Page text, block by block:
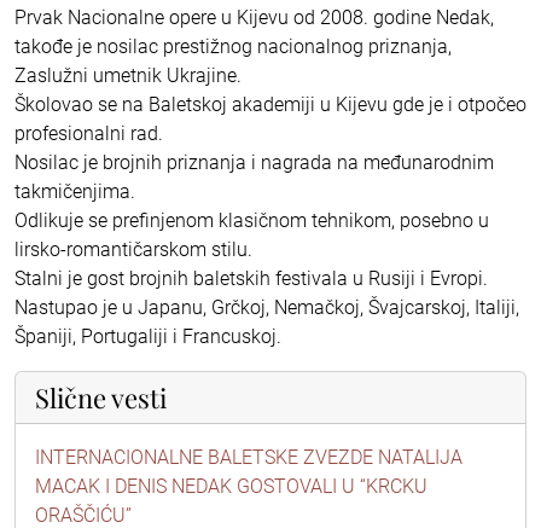
Prvak Nacionalne opere u Kijevu od 2008. godine Nedak,
takođe je nosilac prestižnog nacionalnog priznanja,
Zaslužni umetnik Ukrajine.
Školovao se na Baletskoj akademiji u Kijevu gde je i otpočeo
profesionalni rad.
Nosilac je brojnih priznanja i nagrada na međunarodnim
takmičenjima.
Odlikuje se prefinjenom klasičnom tehnikom, posebno u
lirsko-romantičarskom stilu.
Stalni je gost brojnih baletskih festivala u Rusiji i Evropi.
Nastupao je u Japanu, Grčkoj, Nemačkoj, Švajcarskoj, Italiji,
Španiji, Portugaliji i Francuskoj.
Slične vesti
INTERNACIONALNE BALETSKE ZVEZDE NATALIJA
MACAK I DENIS NEDAK GOSTOVALI U “KRCKU
ORAŠČIĆU”